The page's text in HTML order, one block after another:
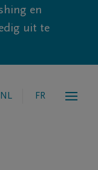
en
uit te
NL FR